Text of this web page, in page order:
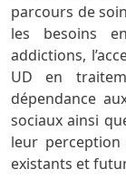
parcours de
les besoins
addictions,
UD en
dépendance
sociaux ainsi
leur perception
existants et